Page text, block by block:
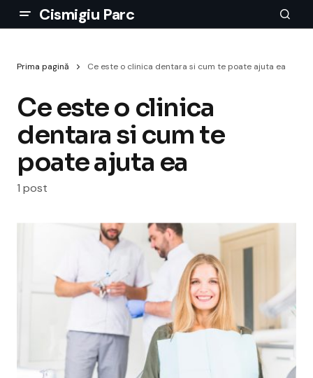
Cismigiu Parc
Prima pagină Ce este o clinica dentara si cum te poate ajuta ea
Ce este o clinica
dentara si cum te
poate ajuta ea
1 post